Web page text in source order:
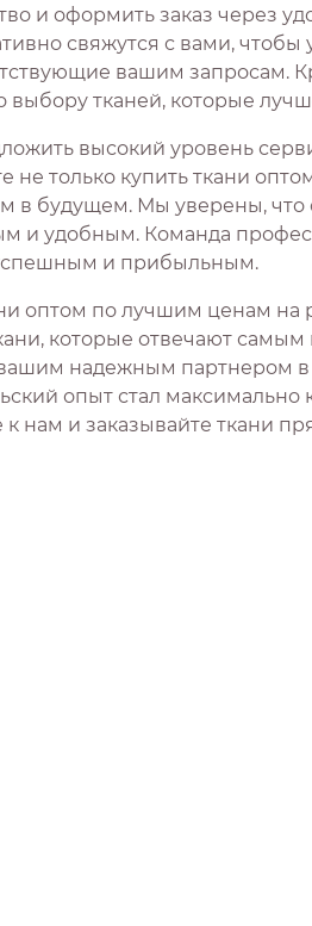
и оформить заказ через
свяжутся с вами, чтобы
вашим запросам.
выбору тканей, которые
высокий уровень
только купить ткани
в будущем. Мы уверены,
и удобным. Команда
и прибыльным.
оптом по лучшим ценам
которые отвечают
надежным партнером
опыт стал
нам и заказывайте ткани